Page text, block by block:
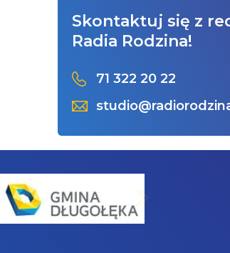
Skontaktuj się z
Radia Rodzina!
71 322 20 22